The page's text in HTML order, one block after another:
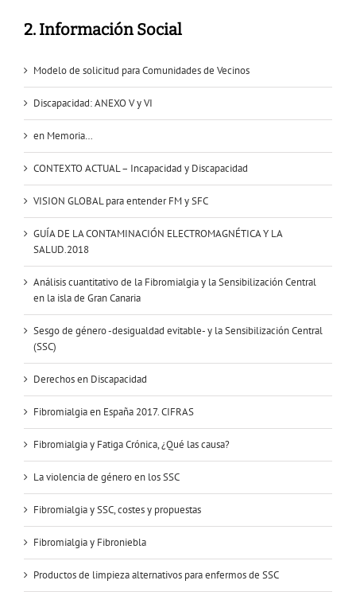
2. Información Social
Modelo de solicitud para Comunidades de Vecinos
Discapacidad: ANEXO V y VI
en Memoria…
CONTEXTO ACTUAL – Incapacidad y Discapacidad
VISION GLOBAL para entender FM y SFC
GUÍA DE LA CONTAMINACIÓN ELECTROMAGNÉTICA Y LA
SALUD.2018
Análisis cuantitativo de la Fibromialgia y la Sensibilización Central
en la isla de Gran Canaria
Sesgo de género -desigualdad evitable- y la Sensibilización Central
(SSC)
Derechos en Discapacidad
Fibromialgia en España 2017. CIFRAS
Fibromialgia y Fatiga Crónica, ¿Qué las causa?
La violencia de género en los SSC
Fibromialgia y SSC, costes y propuestas
Fibromialgia y Fibroniebla
Productos de limpieza alternativos para enfermos de SSC